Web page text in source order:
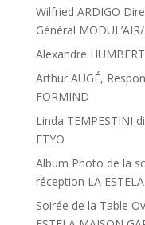
Wilfried ARDIGO
Général MODUL’AIR/
Alexandre
Arthur AUGÉ,
FORMIND
Linda TEMPESTINI
ETYO
Album Photo de la
réception LA
Soirée de la Table